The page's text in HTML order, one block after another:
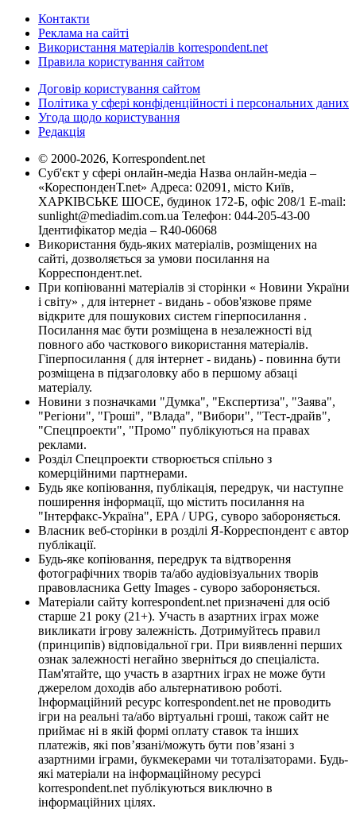
Контакти
Реклама на сайті
Використання матеріалів korrespondent.net
Правила користування сайтом
Договір користування сайтом
Політика у сфері конфіденційності і персональних даних
Угода щодо користування
Редакція
© 2000-2026, Korrespondent.net
Суб'єкт у сфері онлайн-медіа Назва онлайн-медіа –
«КореспонденТ.net» Адреса: 02091, місто Київ,
ХАРКІВСЬКЕ ШОСЕ, будинок 172-Б, офіс 208/1 E-mail:
sunlight@mediadim.com.ua Телефон: 044-205-43-00
Ідентифікатор медіа – R40-06068
Використання будь-яких матеріалів, розміщених на
сайті, дозволяється за умови посилання на
Корреспондент.net.
При копіюванні матеріалів зі сторінки « Новини України
і світу» , для інтернет - видань - обов'язкове пряме
відкрите для пошукових систем гіперпосилання .
Посилання має бути розміщена в незалежності від
повного або часткового використання матеріалів.
Гіперпосилання ( для інтернет - видань) - повинна бути
розміщена в підзаголовку або в першому абзаці
матеріалу.
Новини з позначками "Думка", "Експертиза", "Заява",
"Регіони", "Гроші", "Влада", "Вибори", "Тест-драйв",
"Спецпроекти", "Промо" публікуються на правах
реклами.
Розділ Спецпроекти створюється спільно з
комерційними партнерами.
Будь яке копіювання, публікація, передрук, чи наступне
поширення інформації, що містить посилання на
"Інтерфакс-Україна", EPA / UPG, суворо забороняється.
Власник веб-сторінки в розділі Я-Корреспондент є автор
публікації.
Будь-яке копіювання, передрук та відтворення
фотографічних творів та/або аудіовізуальних творів
правовласника Getty Images - суворо забороняється.
Матеріали сайту korrespondent.net призначені для осіб
старше 21 року (21+). Участь в азартних іграх може
викликати ігрову залежність. Дотримуйтесь правил
(принципів) відповідальної гри. При виявленні перших
ознак залежності негайно зверніться до спеціаліста.
Пам'ятайте, що участь в азартних іграх не може бути
джерелом доходів або альтернативою роботі.
Інформаційний ресурс korrespondent.net не проводить
ігри на реальні та/або віртуальні гроші, також сайт не
приймає ні в якій формі оплату ставок та інших
платежів, які пов’язані/можуть бути пов’язані з
азартними іграми, букмекерами чи тоталізаторами. Будь-
які матеріали на інформаційному ресурсі
korrespondent.net публікуються виключно в
інформаційних цілях.